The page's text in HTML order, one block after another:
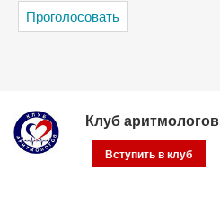
Клуб аритмологов
Вступить в клуб